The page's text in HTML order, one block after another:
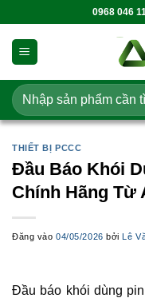
dung
0968 046
Tìm
kiếm:
THIẾT BỊ PCCC
Đầu Báo Khói
Chính Hãng Từ
Đăng vào04/05/2026 bởiLê
Đầu báo khói dùng